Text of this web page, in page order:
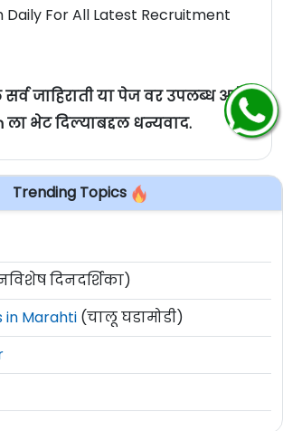
Daily For All Latest Recruitment
जाहिराती या पेज वर उपलब्ध आहेत.
ला भेट दिल्याबद्दल धन्यवाद.
Trending Topics
दिनदर्शिका)
in Marahti (चालू घडामोडी)